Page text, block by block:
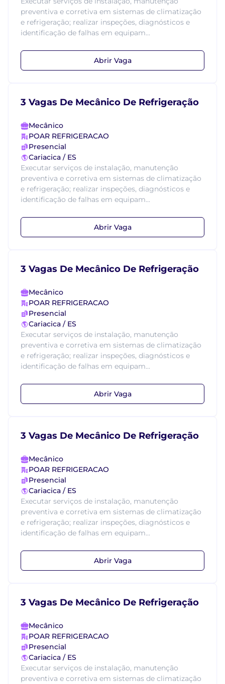
preventiva e corretiva em sistemas de climatização
e refrigeração; realizar inspeções, diagnósticos e
identificação de falhas em equipam...
Abrir Vaga
3 Vagas De Mecânico De Refrigeração
Mecânico
POAR REFRIGERACAO
Presencial
Cariacica / ES
Executar serviços de instalação, manutenção
preventiva e corretiva em sistemas de climatização
e refrigeração; realizar inspeções, diagnósticos e
identificação de falhas em equipam...
Abrir Vaga
3 Vagas De Mecânico De Refrigeração
Mecânico
POAR REFRIGERACAO
Presencial
Cariacica / ES
Executar serviços de instalação, manutenção
preventiva e corretiva em sistemas de climatização
e refrigeração; realizar inspeções, diagnósticos e
identificação de falhas em equipam...
Abrir Vaga
3 Vagas De Mecânico De Refrigeração
Mecânico
POAR REFRIGERACAO
Presencial
Cariacica / ES
Executar serviços de instalação, manutenção
preventiva e corretiva em sistemas de climatização
e refrigeração; realizar inspeções, diagnósticos e
identificação de falhas em equipam...
Abrir Vaga
3 Vagas De Mecânico De Refrigeração
Mecânico
POAR REFRIGERACAO
Presencial
Cariacica / ES
Executar serviços de instalação, manutenção
preventiva e corretiva em sistemas de climatização